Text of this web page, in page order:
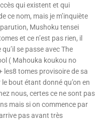
qui existent et qui
ce nom, mais je m’inquiète
Mushoku tensei
et ce n’est pas rien, il
se passe avec The
( Mahouka koukou no
les8 tomes provisoire de sa
bout étant donné qu’on en
nous, certes ce ne sont pas
mais si on commence par
pas avant très